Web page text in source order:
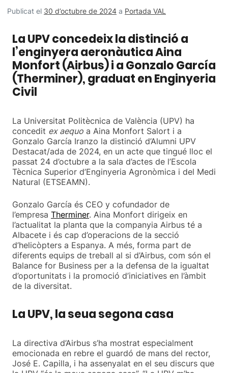
Publicat el 30 d’octubre de 2024 a Portada VAL
La UPV concedeix la distinció a
l’enginyera aeronàutica Aina
Monfort (Airbus) i a Gonzalo García
(Therminer), graduat en Enginyeria
Civil
La Universitat Politècnica de València (UPV) ha
concedit ex aequo a Aina Monfort Salort i a
Gonzalo García Iranzo la distinció d’Alumni UPV
Destacat/ada de 2024, en un acte que tingué lloc el
passat 24 d’octubre a la sala d’actes de l’Escola
Tècnica Superior d’Enginyeria Agronòmica i del Medi
Natural (ETSEAMN).
Gonzalo García és CEO y cofundador de
l’empresa Therminer. Aina Monfort dirigeix en
l’actualitat la planta que la companyia Airbus té a
Albacete i és cap d’operacions de la secció
d’helicòpters a Espanya. A més, forma part de
diferents equips de treball al si d’Airbus, com són el
Balance for Business per a la defensa de la igualtat
d’oportunitats i la promoció d’iniciatives en l’àmbit
de la diversitat.
La UPV, la seua segona casa
La directiva d’Airbus s’ha mostrat especialment
emocionada en rebre el guardó de mans del rector,
José E. Capilla, i ha assenyalat en el seu discurs que